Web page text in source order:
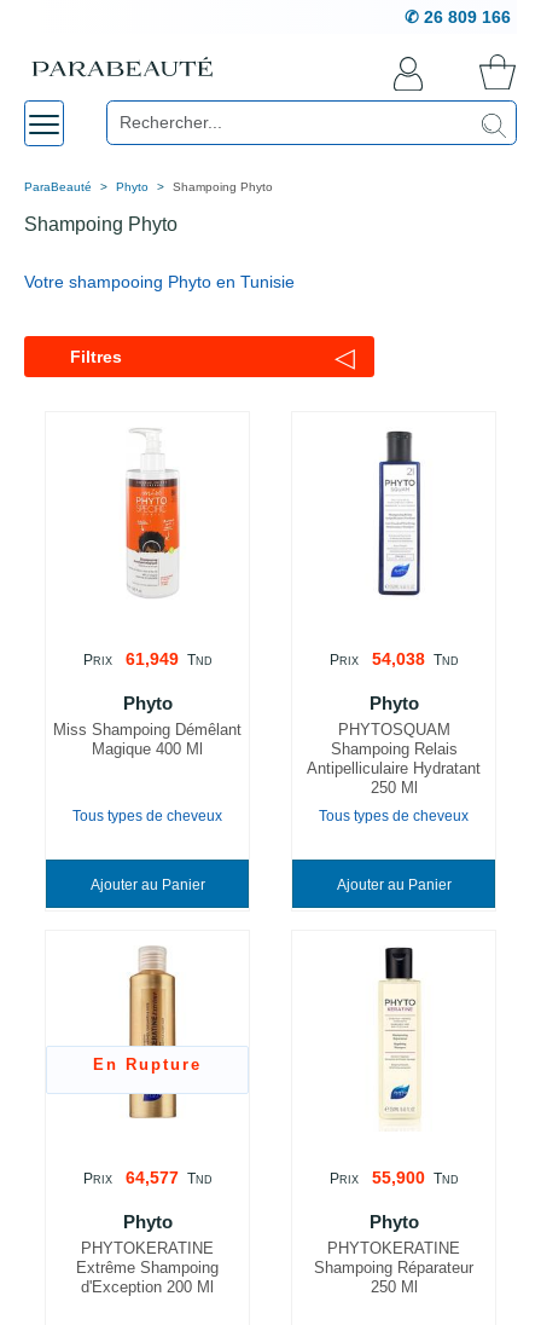
✆ 26 809 166
ParaBeauté Phyto Shampoing Phyto
Shampoing Phyto
Votre shampooing Phyto en Tunisie
Filtres ◁
PRIX 61,949 TND
Phyto
Miss Shampoing Démêlant
Magique 400 Ml
Tous types de cheveux
Ajouter au Panier
PRIX 54,038 TND
Phyto
PHYTOSQUAM
Shampoing Relais
Antipelliculaire Hydratant
250 Ml
Tous types de cheveux
Ajouter au Panier
En Rupture
PRIX 64,577 TND
Phyto
PHYTOKERATINE
Extrême Shampoing
d'Exception 200 Ml
PRIX 55,900 TND
Phyto
PHYTOKERATINE
Shampoing Réparateur
250 Ml